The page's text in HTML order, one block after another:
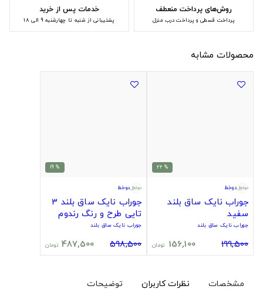
روش‌های پرداخت منعطف
پرداخت قسطی و پرداخت درب منزل
خدمات پس از خرید
پشتیبانی از شنبه تا چهارشنبه 9 الی 18
محصولات مشابه
% 22
دوخط
جوراب نایک ساق بلند
سفید
جوراب نایک ساق بلند
199,500
156,100 تومان
% 19
دوخط
جوراب نایک ساق بلند 3
تایی طرح و رنگ رندوم
جوراب نایک ساق بلند
598,500
487,500 تومان
مشخصات نظرات کاربران توضیحات